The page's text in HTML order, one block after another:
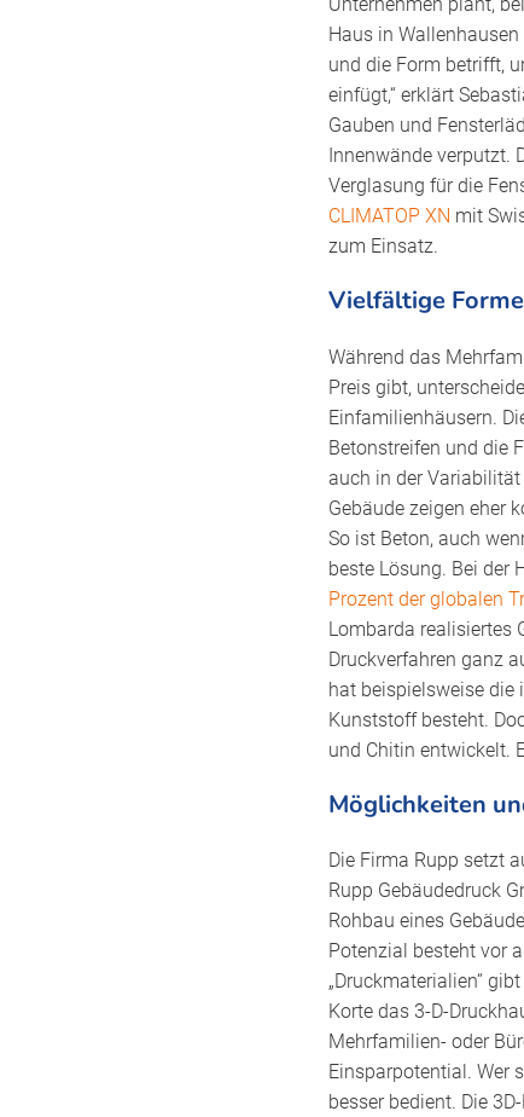
Haus in
und die Form betrifft,
einfügt,“ erklärt
Gauben und
Innenwände verputzt.
Verglasung für die
CLIMATOP XN mit
zum Einsatz.
Vielfältige
Während das
Preis gibt,
Einfamilienhäusern.
Betonstreifen und die
auch in der Variabilität
Gebäude zeigen eher
So ist Beton, auch
beste Lösung. Bei der
Prozent der globalen
Lombarda realisiertes
Druckverfahren ganz
hat beispielsweise die
Kunststoff besteht.
und Chitin entwickelt.
Möglichkeiten
Die Firma Rupp setzt
Rupp Gebäudedruck
Rohbau eines
Potenzial besteht vor
„Druckmaterialien“
Korte das 3-D-
Mehrfamilien- oder
Einsparpotential. Wer
besser bedient. Die